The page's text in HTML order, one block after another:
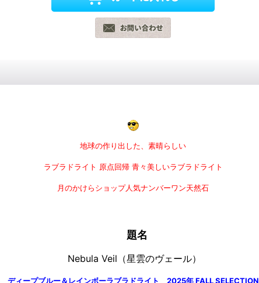
地球の作り出した、素晴らしい
ラブラドライト 原点回帰 青々美しいラブラドライト
月のかけらショップ人気ナンバーワン天然石
題名
Nebula Veil（星雲のヴェール）
ディープブルー＆レインボーラブラドライト 2025年 FALL SELECTION